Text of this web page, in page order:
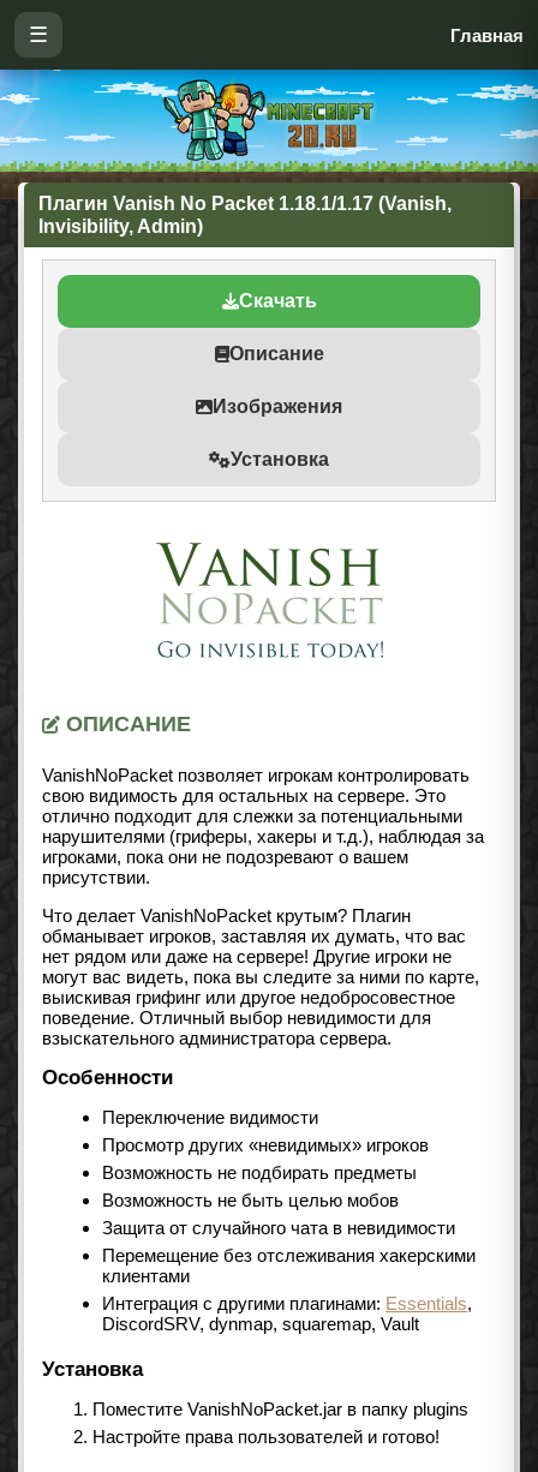
☰ Главная
Плагин Vanish No Packet 1.18.1/1.17 (Vanish,
Invisibility, Admin)
Скачать
Описание
Изображения
Установка
ОПИСАНИЕ
VanishNoPacket позволяет игрокам контролировать
свою видимость для остальных на сервере. Это
отлично подходит для слежки за потенциальными
нарушителями (гриферы, хакеры и т.д.), наблюдая за
игроками, пока они не подозревают о вашем
присутствии.
Что делает VanishNoPacket крутым? Плагин
обманывает игроков, заставляя их думать, что вас
нет рядом или даже на сервере! Другие игроки не
могут вас видеть, пока вы следите за ними по карте,
выискивая грифинг или другое недобросовестное
поведение. Отличный выбор невидимости для
взыскательного администратора сервера.
Особенности
Переключение видимости
Просмотр других «невидимых» игроков
Возможность не подбирать предметы
Возможность не быть целью мобов
Защита от случайного чата в невидимости
Перемещение без отслеживания хакерскими
клиентами
Интеграция с другими плагинами: Essentials,
DiscordSRV, dynmap, squaremap, Vault
Установка
Поместите VanishNoPacket.jar в папку plugins
Настройте права пользователей и готово!